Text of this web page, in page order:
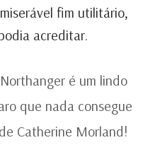
fim utilitário,
acreditar.
é um lindo
que nada consegue
Catherine Morland!